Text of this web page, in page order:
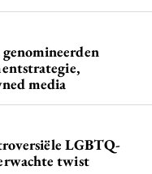
media
LGBTQ-
twist